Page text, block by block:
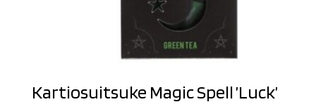
Kartiosuitsuke Magic Spell ’Luck’